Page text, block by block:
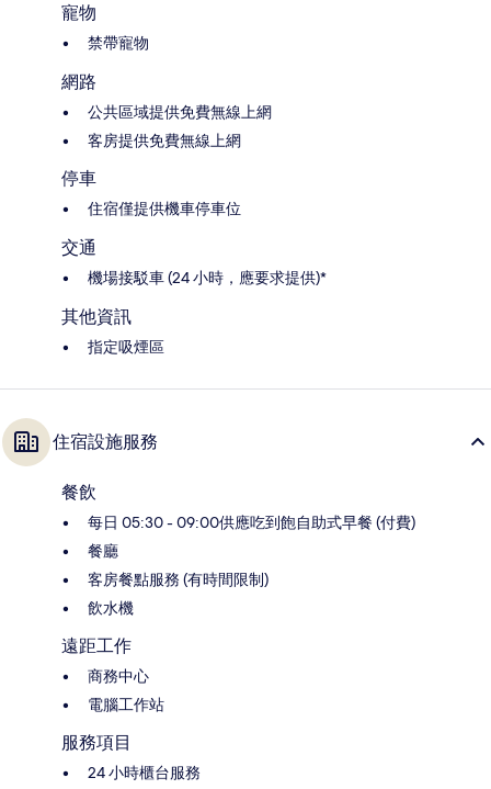
寵物
禁帶寵物
網路
公共區域提供免費無線上網
客房提供免費無線上網
停車
住宿僅提供機車停車位
交通
機場接駁車 (24 小時，應要求提供)*
其他資訊
指定吸煙區
住宿設施服務
餐飲
每日 05:30 - 09:00供應吃到飽自助式早餐 (付費)
餐廳
客房餐點服務 (有時間限制)
飲水機
遠距工作
商務中心
電腦工作站
服務項目
24 小時櫃台服務